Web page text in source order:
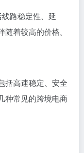
线路稳定性、延
着较高的价格。
括高速稳定、安全
种常见的跨境电商